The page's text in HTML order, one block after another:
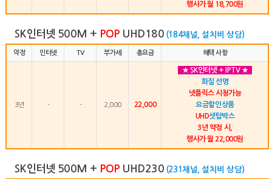
행사가 월 18,700원
SK인터넷 500M + POPUHD180 (184채널, 설치비 상담)
약정 인터넷 TV 부가세 총요금 혜택 사항
3년 - - 2,000 22,000
★ SK인터넷 + IPTV ★
화질 선명
넷플릭스 시청가능
요금할인상품
UHD셋탑박스
3년 약정 시,
행사가 월 22,000원
SK인터넷 500M + POPUHD230 (231채널, 설치비 상담)